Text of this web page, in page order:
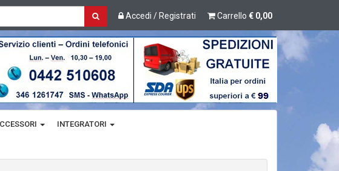
Accedi / Registrati Carrello € 0,00
INTEGRATORI